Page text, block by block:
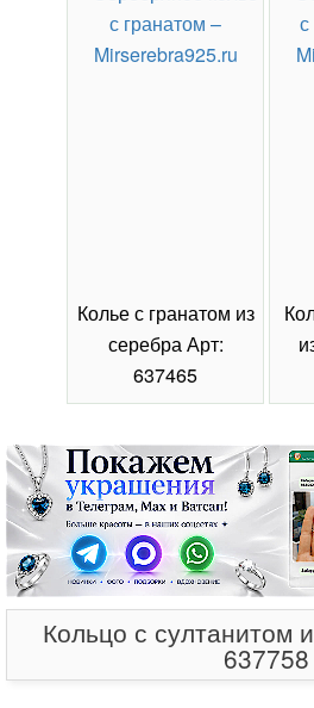
Колье с гранатом из
серебра Арт:
637465
Кольцо с султанитом
637758